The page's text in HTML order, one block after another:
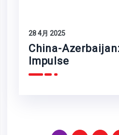
28 4月 2025
China-
Impulse